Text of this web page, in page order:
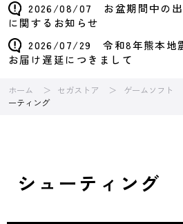
2026/08/07 お盆期間中の出
に関するお知らせ
2026/07/29 令和8年熊本地
お届け遅延につきまして
ホーム セガストア ゲームソフト
ーティング
シューティング